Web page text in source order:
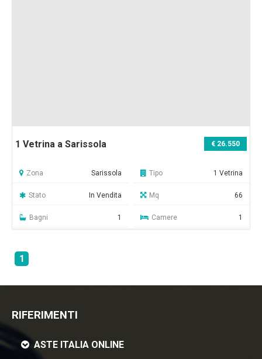
1 Vetrina a Sarissola € 26.550
Zona Sarissola Tipo 1 Vetrina
Stato In Vendita Mq 66
Bagni 1 Camere 1
1
RIFERIMENTI
ASTE ITALIA ONLINE